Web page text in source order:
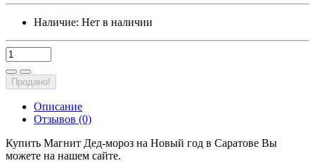
Наличие: Нет в наличии
Продано!
Описание
Отзывов (0)
Купить Магнит Дед-мороз на Новый год в Саратове Вы
можете на нашем сайте.